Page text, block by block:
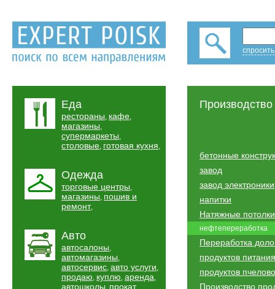
Еда
рестораны, кафе,
магазины,
супермаркеты,
столовые, готовая кухня,
Одежда
торговые центры,
магазины, пошив и
ремонт,
Авто
автосалоны,
автомагазины,
автосервис, авто услуги,
продаю, куплю, аренда,
автошколы, прокат
Производство
бетонные
завод
завод электроники
напитки
Натяжные потолки
нефтепереработка
Переработка
продуктов питания
продуктов
Производство